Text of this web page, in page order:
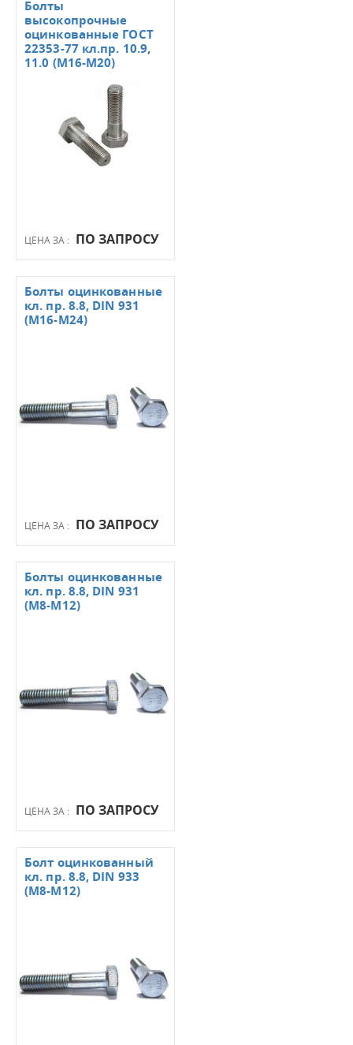
ЦЕНА ЗА : ПО ЗАПРОСУ
Болты
высокопрочные
оцинкованные ГОСТ
22353-77 кл.пр. 10.9,
11.0 (М16-М20)
ЦЕНА ЗА : ПО ЗАПРОСУ
Болты оцинкованные
кл. пр. 8.8, DIN 931
(М16-М24)
ЦЕНА ЗА : ПО ЗАПРОСУ
Болты оцинкованные
кл. пр. 8.8, DIN 931
(М8-М12)
Болт оцинкованный
кл. пр. 8.8, DIN 933
(М8-М12)